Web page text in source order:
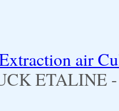
air
ETALINE